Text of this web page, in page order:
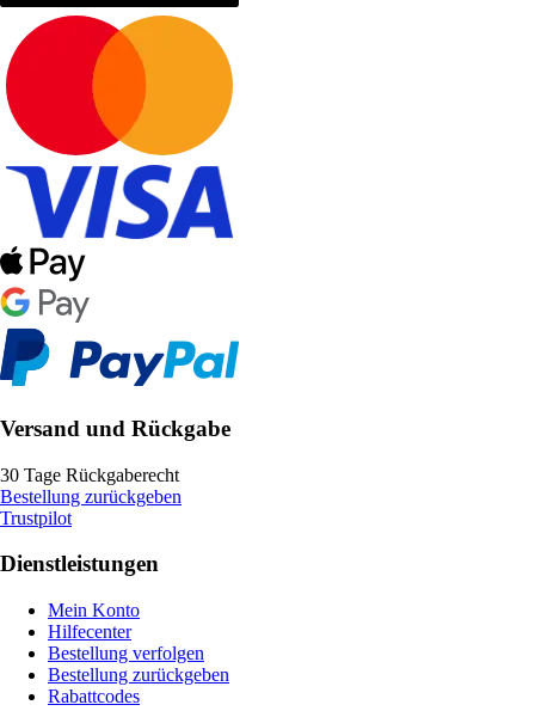
Versand und Rückgabe
30 Tage Rückgaberecht
Bestellung zurückgeben
Trustpilot
Dienstleistungen
Mein Konto
Hilfecenter
Bestellung verfolgen
Bestellung zurückgeben
Rabattcodes